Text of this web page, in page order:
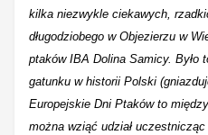
kilka niezwykle ciekawych,
długodziobego w Objezierzu w
ptaków IBA Dolina Samicy. Było
gatunku w historii Polski
Europejskie Dni Ptaków to
można wziąć udział